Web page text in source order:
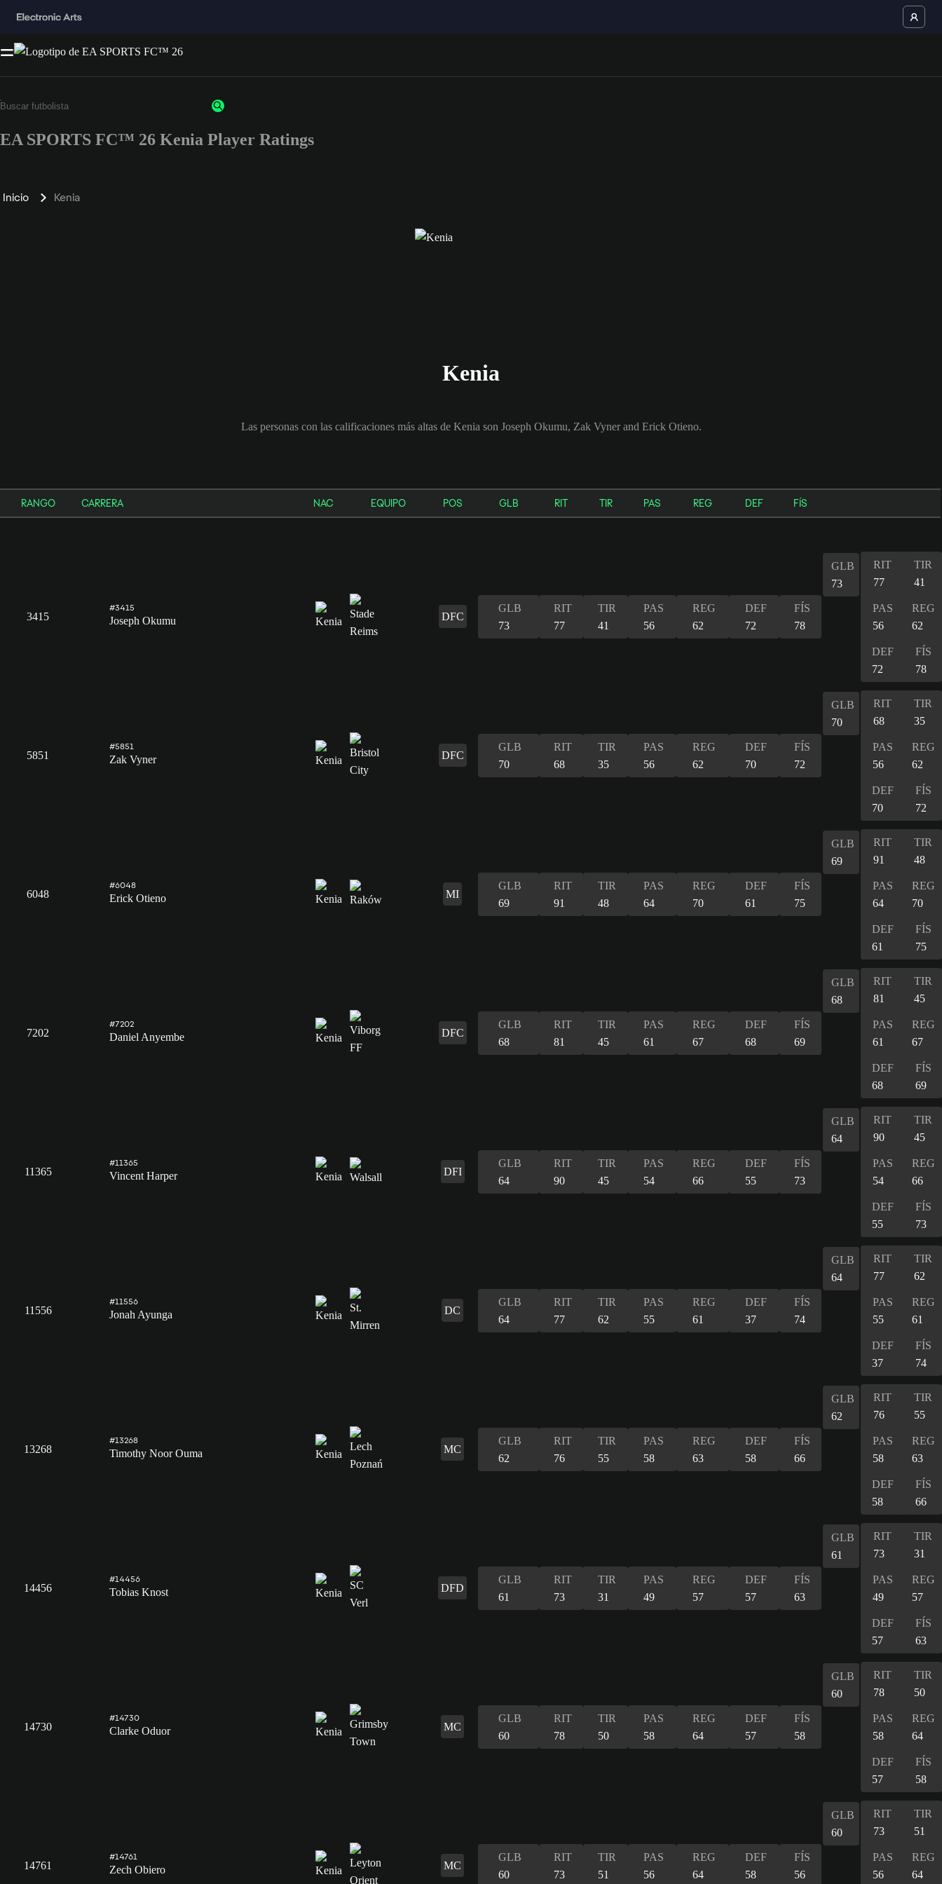
EA SPORTS FC™ 26 Kenia Player Ratings
Inicio Kenia
Kenia
Las personas con las calificaciones más altas de Kenia son Joseph Okumu, Zak Vyner and Erick Otieno.
RANGO CARRERA NAC EQUIPO POS GLB RIT TIR PAS REG DEF FÍS
3415
#3415
Joseph Okumu DFC
GLB
73
RIT
77
TIR
41
PAS
56
REG
62
DEF
72
FÍS
78
GLB
73
RIT
77
TIR
41
PAS
56
REG
62
DEF
72
FÍS
78
5851
#5851
Zak Vyner DFC
GLB
70
RIT
68
TIR
35
PAS
56
REG
62
DEF
70
FÍS
72
GLB
70
RIT
68
TIR
35
PAS
56
REG
62
DEF
70
FÍS
72
6048
#6048
Erick Otieno MI
GLB
69
RIT
91
TIR
48
PAS
64
REG
70
DEF
61
FÍS
75
GLB
69
RIT
91
TIR
48
PAS
64
REG
70
DEF
61
FÍS
75
7202
#7202
Daniel Anyembe DFC
GLB
68
RIT
81
TIR
45
PAS
61
REG
67
DEF
68
FÍS
69
GLB
68
RIT
81
TIR
45
PAS
61
REG
67
DEF
68
FÍS
69
11365
#11365
Vincent Harper DFI
GLB
64
RIT
90
TIR
45
PAS
54
REG
66
DEF
55
FÍS
73
GLB
64
RIT
90
TIR
45
PAS
54
REG
66
DEF
55
FÍS
73
11556
#11556
Jonah Ayunga DC
GLB
64
RIT
77
TIR
62
PAS
55
REG
61
DEF
37
FÍS
74
GLB
64
RIT
77
TIR
62
PAS
55
REG
61
DEF
37
FÍS
74
13268
#13268
Timothy Noor Ouma MC
GLB
62
RIT
76
TIR
55
PAS
58
REG
63
DEF
58
FÍS
66
GLB
62
RIT
76
TIR
55
PAS
58
REG
63
DEF
58
FÍS
66
14456
#14456
Tobias Knost DFD
GLB
61
RIT
73
TIR
31
PAS
49
REG
57
DEF
57
FÍS
63
GLB
61
RIT
73
TIR
31
PAS
49
REG
57
DEF
57
FÍS
63
14730
#14730
Clarke Oduor MC
GLB
60
RIT
78
TIR
50
PAS
58
REG
64
DEF
57
FÍS
58
GLB
60
RIT
78
TIR
50
PAS
58
REG
64
DEF
57
FÍS
58
14761
#14761
Zech Obiero MC
GLB
60
RIT
73
TIR
51
PAS
56
REG
64
DEF
58
FÍS
56
GLB
60
RIT
73
TIR
51
PAS
56
REG
64